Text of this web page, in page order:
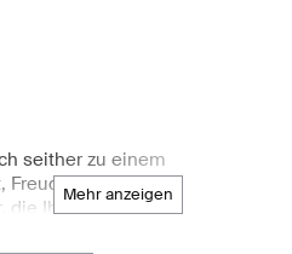
mehr anzeigen
seither zu einem
Freude in den Alltag
die Ihre Wohnräume